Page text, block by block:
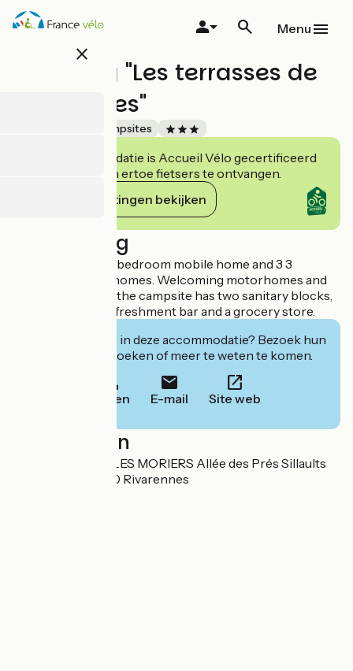
Overslaan
en
close
Menu
Camping "Les terrasses de
Rivarennes"
Campsites
Deze accommodatie is Accueil Vélo gecertificeerd
en verbindt zich ertoe fietsers te ontvangen.
Haar verplichtingen bekijken
Beschrijving
Campsite with a 2 bedroom mobile home and 3 3
bedroom mobile homes. Welcoming motorhomes and
tents (15 pitches), the campsite has two sanitary blocks,
a kitchenette, a refreshment bar and a grocery store.
Geïnteresseerd in deze accommodatie? Bezoek hun
website om te boeken of meer te weten te komen.
Bellen E-mail Site web
Localisation
SARL COTTAGE LES MORIERS Allée des Prés Sillaults
Les Moriers 37190 Rivarennes